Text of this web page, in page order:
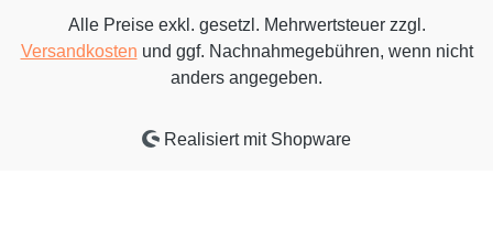
Alle Preise exkl. gesetzl. Mehrwertsteuer zzgl.
Versandkosten und ggf. Nachnahmegebühren, wenn nicht
anders angegeben.
Realisiert mit Shopware